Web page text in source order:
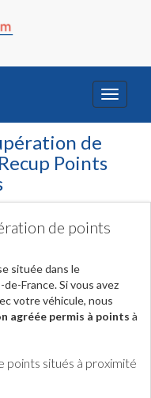
Toggle
de
Points
de points
située dans le
France. Si vous avez
votre véhicule, nous
agréée permis à points à
points situés à proximité